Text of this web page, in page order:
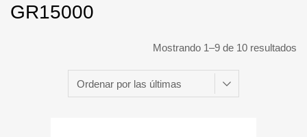
GR15000
Mostrando 1–9 de 10 resultados